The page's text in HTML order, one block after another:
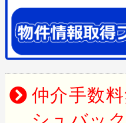
仲介手数